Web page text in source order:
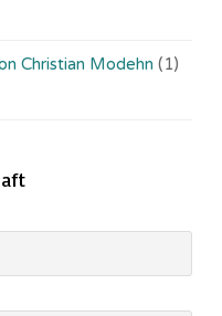
Christian Modehn (1)